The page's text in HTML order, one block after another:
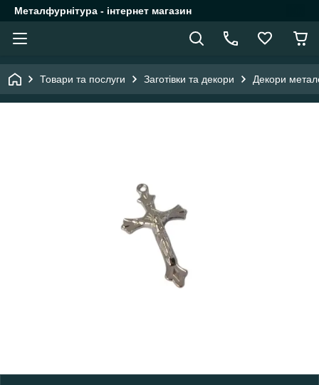
Металфурнітура - інтернет магазин
Товари та послуги Заготівки та декори Декори